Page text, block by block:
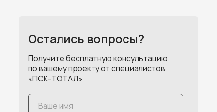
Остались вопросы?
Получите бесплатную консультацию
по вашему проекту от специалистов
«ПСК-ТОТАЛ»